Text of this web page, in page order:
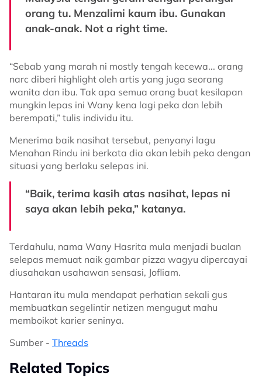
orang tu. Menzalimi kaum ibu. Gunakan
anak-anak. Not a right time.
“Sebab yang marah ni mostly tengah kecewa... orang
narc diberi highlight oleh artis yang juga seorang
wanita dan ibu. Tak apa semua orang buat kesilapan
mungkin lepas ini Wany kena lagi peka dan lebih
berempati,” tulis individu itu.
Menerima baik nasihat tersebut, penyanyi lagu
Menahan Rindu ini berkata dia akan lebih peka dengan
situasi yang berlaku selepas ini.
“Baik, terima kasih atas nasihat, lepas ni
saya akan lebih peka,” katanya.
Terdahulu, nama Wany Hasrita mula menjadi bualan
selepas memuat naik gambar pizza wagyu dipercayai
diusahakan usahawan sensasi, Jofliam.
Hantaran itu mula mendapat perhatian sekali gus
membuatkan segelintir netizen mengugut mahu
memboikot karier seninya.
Sumber - Threads
Related Topics